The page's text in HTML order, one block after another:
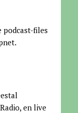
podcast-files
.
en live